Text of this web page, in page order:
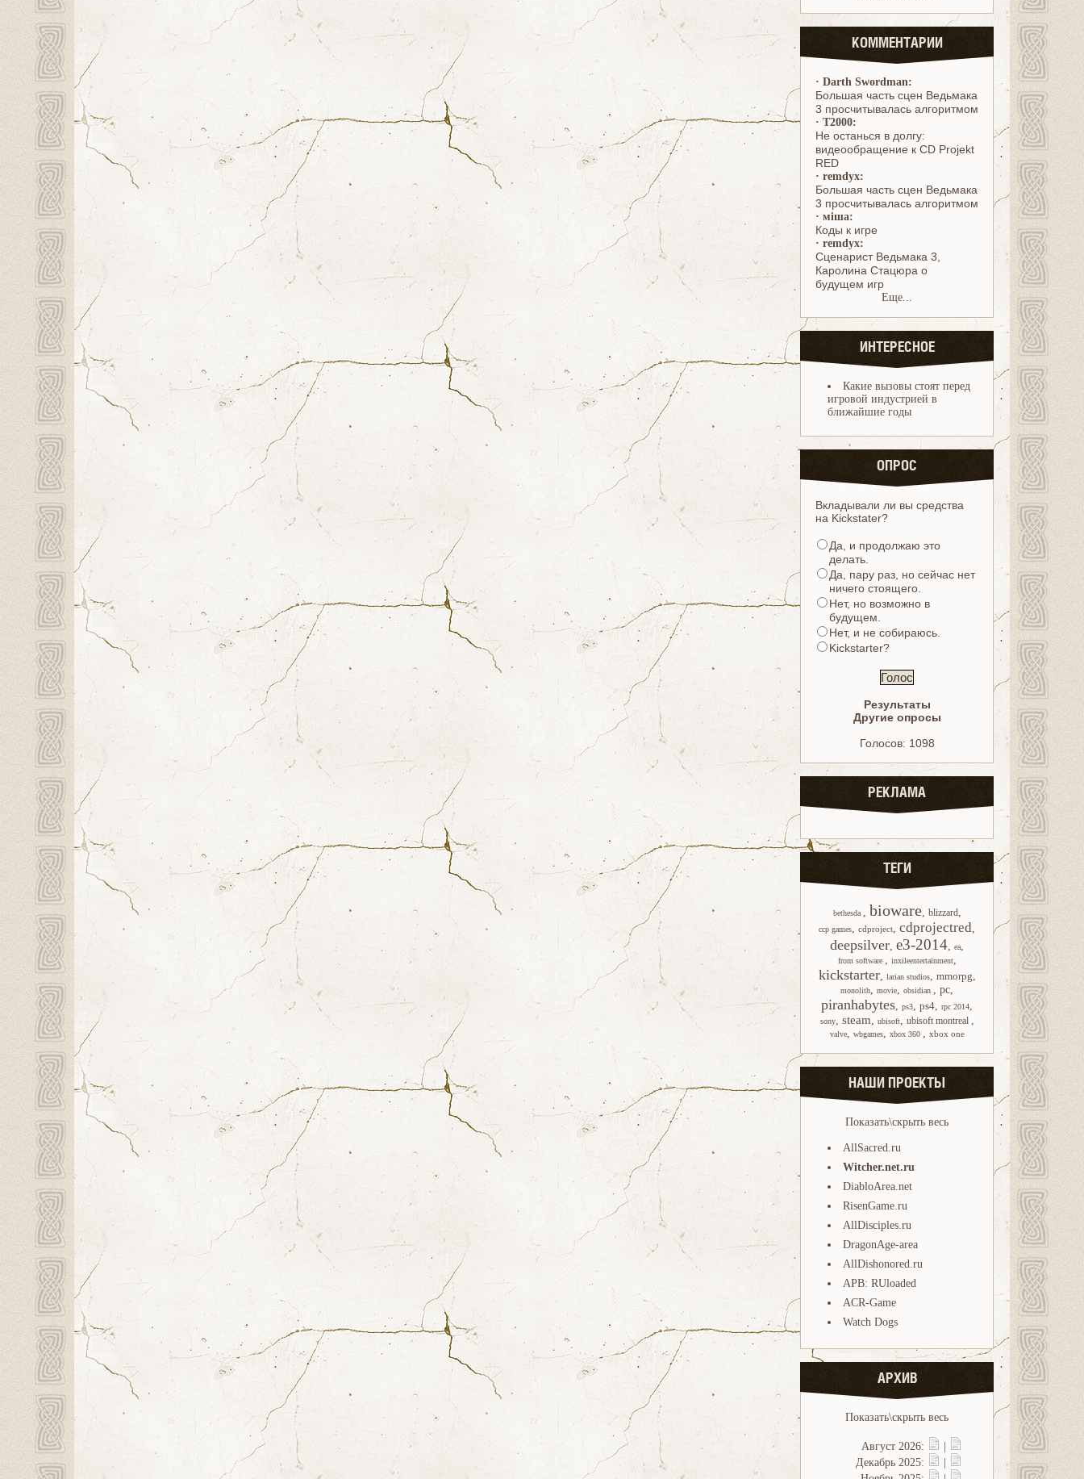
КОММЕНТАРИИ
· Darth Swordman:
Большая часть сцен Ведьмака
3 просчитывалась алгоритмом
· T2000:
Не останься в долгу:
видеообращение к CD Projekt
RED
· remdyx:
Большая часть сцен Ведьмака
3 просчитывалась алгоритмом
· міша:
Коды к игре
· remdyx:
Cценарист Ведьмака 3,
Каролина Стацюра о
будущем игр
Еще...
ИНТЕРЕСНОЕ
Какие вызовы стоят перед
игровой индустрией в
ближайшие годы
ОПРОС
Вкладывали ли вы средства
на Kickstater?
Да, и продолжаю это
делать.
Да, пару раз, но сейчас нет
ничего стоящего.
Нет, но возможно в
будущем.
Нет, и не собираюсь.
Kickstarter?
Результаты
Другие опросы
Голосов: 1098
РЕКЛАМА
ТЕГИ
bethesda , bioware, blizzard,
ccp games, cdproject, cdprojectred,
deepsilver, e3-2014, ea,
from software , inxileentertainment,
kickstarter, larian studios, mmorpg,
monolith, movie, obsidian , pc,
piranhabytes, ps3, ps4, rpc 2014,
sony, steam, ubisoft, ubisoft montreal ,
valve, wbgames, xbox 360 , xbox one
НАШИ ПРОЕКТЫ
Показать\скрыть весь
AllSacred.ru
Witcher.net.ru
DiabloArea.net
RisenGame.ru
AllDisciples.ru
DragonAge-area
AllDishonored.ru
APB: RUloaded
ACR-Game
Watch Dogs
АРХИВ
Показать\скрыть весь
Август 2026:
Декабрь 2025: